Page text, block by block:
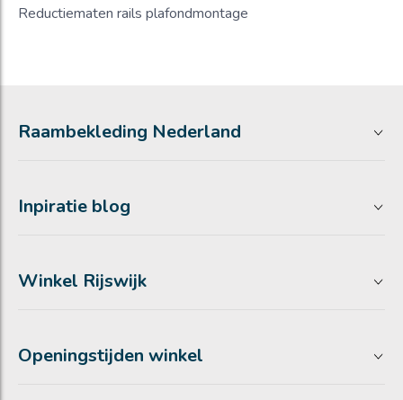
Reductiematen rails plafondmontage
Raambekleding Nederland
Inpiratie blog
Winkel Rijswijk
Openingstijden winkel